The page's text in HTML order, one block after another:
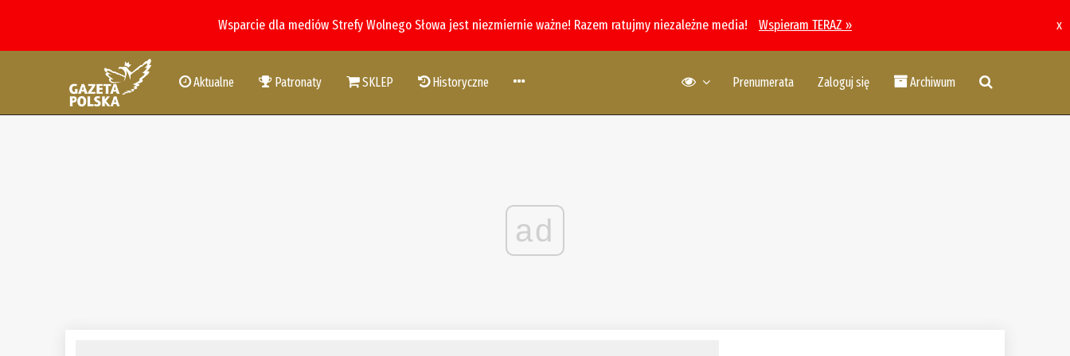
Wsparcie dla mediów Strefy Wolnego Słowa jest niezmiernie ważne! Razem ratujmy niezależne media! Wspieram TERAZ » x
Aktualne Patronaty SKLEP Historyczne Prenumerata Zaloguj się Archiwum
ad